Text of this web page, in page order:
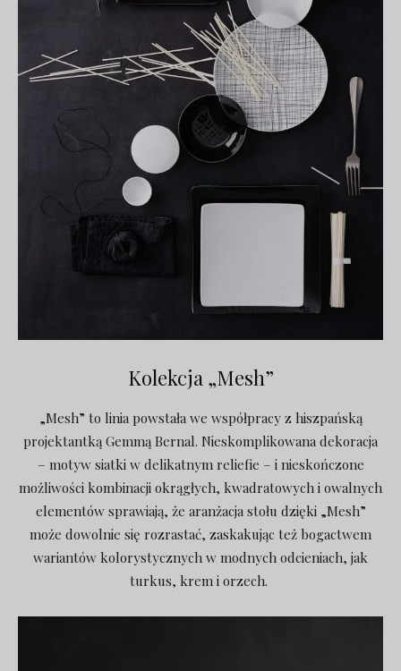
Kolekcja „Mesh”
„Mesh” to linia powstała we współpracy z hiszpańską
projektantką Gemmą Bernal. Nieskomplikowana dekoracja
– motyw siatki w delikatnym reliefie – i nieskończone
możliwości kombinacji okrągłych, kwadratowych i owalnych
elementów sprawiają, że aranżacja stołu dzięki „Mesh”
może dowolnie się rozrastać, zaskakując też bogactwem
wariantów kolorystycznych w modnych odcieniach, jak
turkus, krem i orzech.